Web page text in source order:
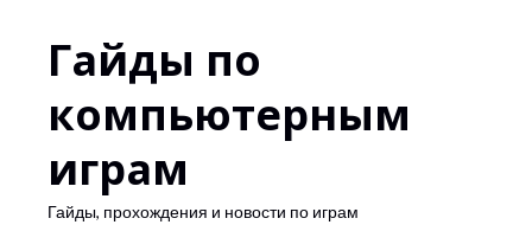
Гайды по
компьютерным
играм
Гайды, прохождения и новости по играм